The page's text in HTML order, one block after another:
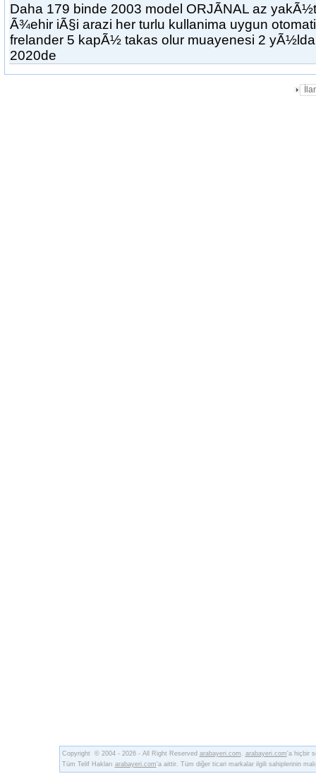
Daha 179 binde 2003 model ORJÃNAL az
Ã¾ehir iÃ§i arazi her turlu kullanima uygun
frelander 5 kapÃ½ takas olur muayenesi 2
2020de
Copyright © 2004 - 2026 - All Right Reserved arabayeri.com . arabayeri.com'a hiçbir
Tüm Telif Hakları arabayeri.com'a aittir. Tüm diğer ticari markalar ilgili sahiplerinin